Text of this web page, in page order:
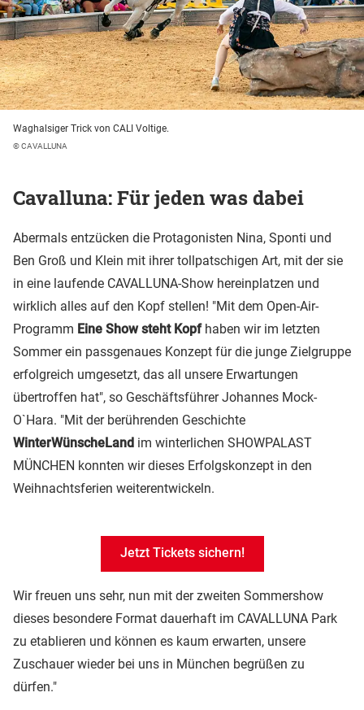
Waghalsiger Trick von CALI Voltige.
© CAVALLUNA
Cavalluna: Für jeden was dabei
Abermals entzücken die Protagonisten Nina, Sponti und
Ben Groß und Klein mit ihrer tollpatschigen Art, mit der sie
in eine laufende CAVALLUNA-Show hereinplatzen und
wirklich alles auf den Kopf stellen! "Mit dem Open-Air-
Programm Eine Show steht Kopfhaben wir im letzten
Sommer ein passgenaues Konzept für die junge Zielgruppe
erfolgreich umgesetzt, das all unsere Erwartungen
übertroffen hat", so Geschäftsführer Johannes Mock-
O`Hara. "Mit der berührenden Geschichte
WinterWünscheLand im winterlichen SHOWPALAST
MÜNCHEN konnten wir dieses Erfolgskonzept in den
Weihnachtsferien weiterentwickeln.
Jetzt Tickets sichern!
Wir freuen uns sehr, nun mit der zweiten Sommershow
dieses besondere Format dauerhaft im CAVALLUNA Park
zu etablieren und können es kaum erwarten, unsere
Zuschauer wieder bei uns in München begrüßen zu
dürfen."